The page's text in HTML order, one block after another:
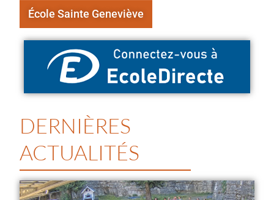
École Sainte Geneviève
DERNIÈRES
ACTUALITÉS